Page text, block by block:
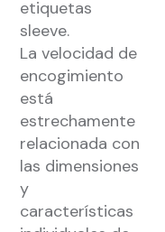
etiquetas
sleeve.
La velocidad de
encogimiento
está
estrechamente
relacionada con
las dimensiones
y
características